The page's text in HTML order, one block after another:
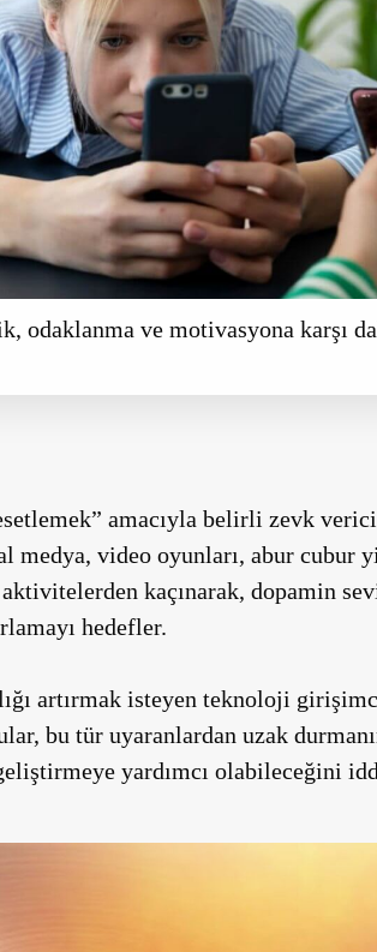
odaklanma ve motivasyona karşı
amacıyla belirli zevk
video oyunları, abur cubur
kaçınarak, dopamin
hedefler.
artırmak isteyen teknoloji
bu tür uyaranlardan uzak
yardımcı olabileceğini